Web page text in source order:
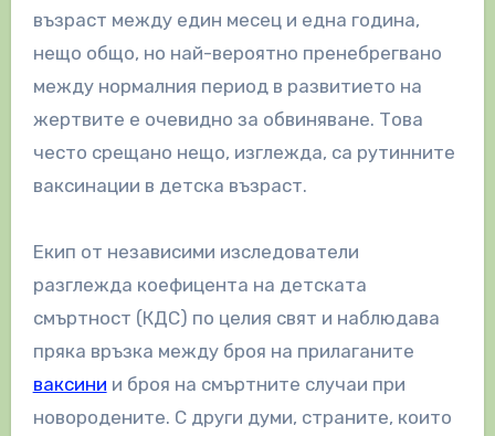
възраст между един месец и една година,
нещо общо, но най-вероятно пренебрегвано
между нормалния период в развитието на
жертвите е очевидно за обвиняване. Това
често срещано нещо, изглежда, са рутинните
ваксинации в детска възраст.
Екип от независими изследователи
разглежда коефицента на детската
смъртност (КДС) по целия свят и наблюдава
пряка връзка между броя на прилаганите
ваксини и броя на смъртните случаи при
новородените. С други думи, страните, които